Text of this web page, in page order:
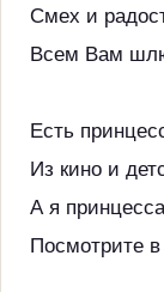
Смех и
Всем Вам
Есть
Из кино и
А я
Посмотрите в